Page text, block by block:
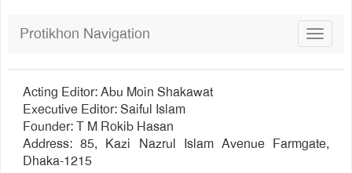
Toggle
Protikhon Navigation
Acting Editor: Abu Moin Shakawat
Executive Editor: Saiful Islam
Founder: T M Rokib Hasan
Address: 85, Kazi Nazrul Islam Avenue Farmgate,
Dhaka-1215